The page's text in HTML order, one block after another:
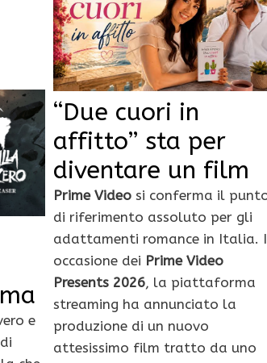
“Due cuori in
affitto” sta per
diventare un film
Prime Videosi conferma il
di riferimento assoluto per gli
adattamenti romance in Italia.
occasione dei Prime Video
Presents 2026, la piattaforma
streaming ha annunciato la
produzione di un nuovo
attesissimo film tratto da uno
e